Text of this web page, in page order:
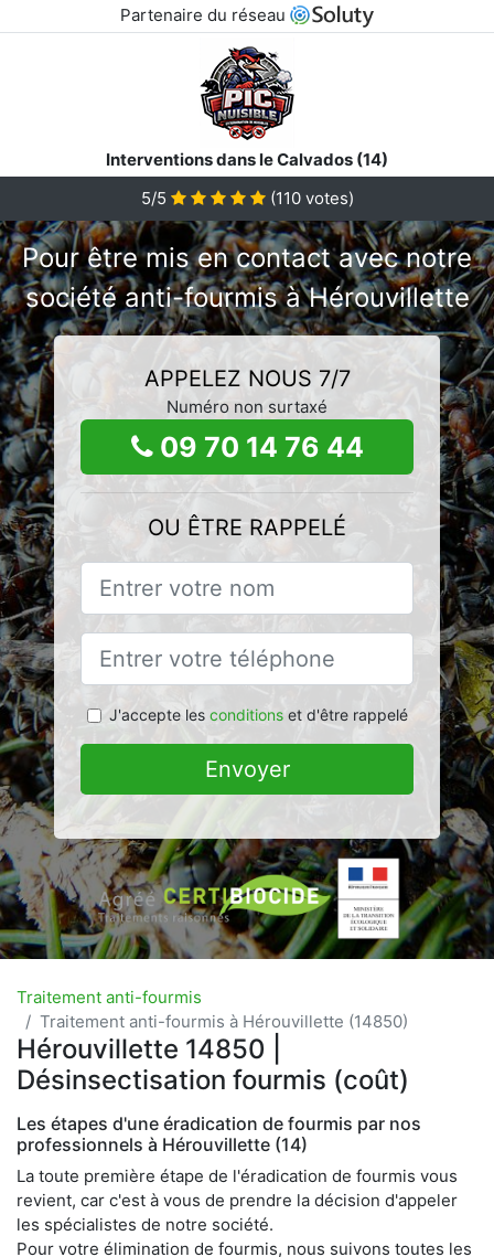
Partenaire du réseau
Interventions dans le Calvados (14)
5/5
(110votes)
Pour être mis en contact avec notre
société anti-fourmis à Hérouvillette
APPELEZ NOUS 7/7
Numéro non surtaxé
09 70 14 76 44
OU ÊTRE RAPPELÉ
J'accepte les conditionset d'être rappelé
Envoyer
Traitement anti-fourmis
Traitement anti-fourmis à Hérouvillette (14850)
Hérouvillette 14850 |
Désinsectisation fourmis (coût)
Les étapes d'une éradication de fourmis par nos
professionnels à Hérouvillette (14)
La toute première étape de l'éradication de fourmis vous
revient, car c'est à vous de prendre la décision d'appeler
les spécialistes de notre société.
Pour votre élimination de fourmis, nous suivons toutes les